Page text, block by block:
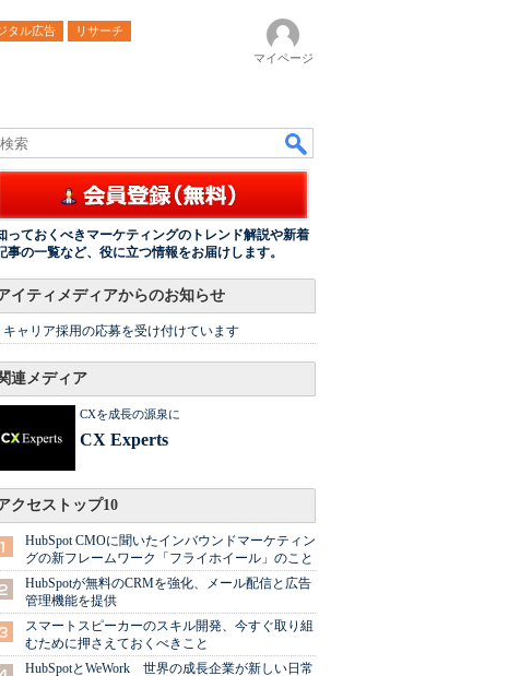
タル広告
リサーチ
マイページ
っておくべきマーケティングのトレンド解説や新着
事の一覧など、役に立つ情報をお届けします。
イティメディアからのお知らせ
キャリア採用の応募を受け付けています
連メディア
CXを成長の源泉に
CX Experts
クセストップ10
HubSpot CMOに聞いたインバウンドマーケティン
グの新フレームワーク「フライホイール」のこと
HubSpotが無料のCRMを強化、メール配信と広告
管理機能を提供
スマートスピーカーのスキル開発、今すぐ取り組
むために押さえておくべきこと
HubSpotとWeWork 世界の成長企業が新しい日常